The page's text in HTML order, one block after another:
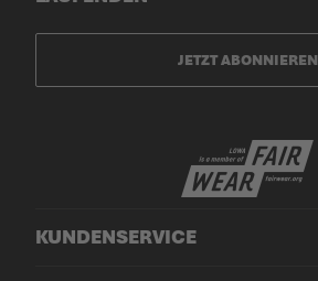
KUNDENSERVICE
JETZT ABONNIEREN